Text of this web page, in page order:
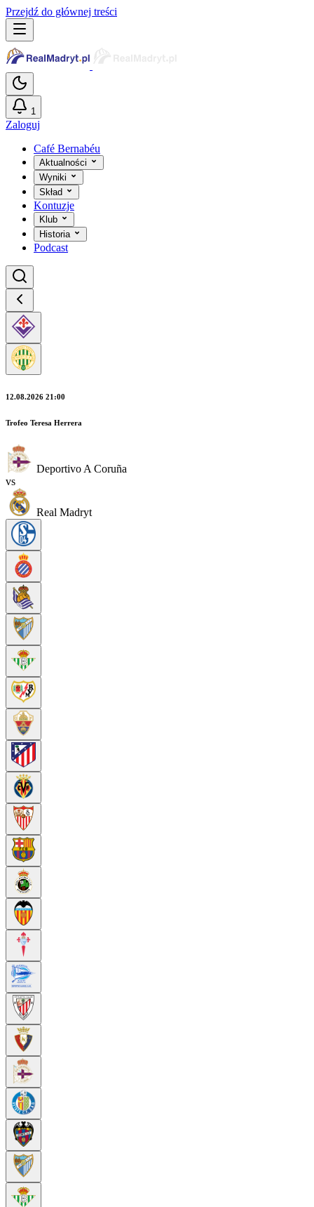
Przejdź do głównej treści
1
Zaloguj
Café Bernabéu
Aktualności
Wyniki
Skład
Kontuzje
Klub
Historia
Podcast
12.08.2026 21:00
Trofeo Teresa Herrera
Deportivo A Coruña
vs
Real Madryt